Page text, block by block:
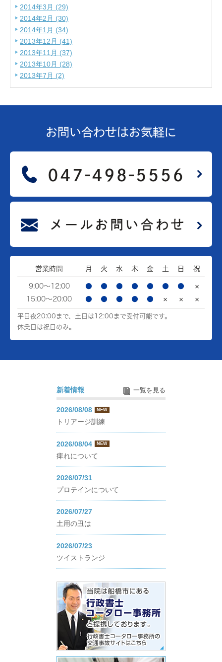
2014年3月 (29)
2014年2月 (30)
2014年1月 (34)
2013年12月 (41)
2013年11月 (37)
2013年10月 (28)
2013年7月 (2)
お問い合わせはお気軽に
営業時間 月 火 水 木 金 土 日 祝
9:00～12:00 ● ● ● ● ● ● ●
×
15:00～20:00
● ● ● ● ● × × ×
平日夜20:00まで、土日は12:00まで受付可能です。
休業日は祝日のみ。
新着情報 一覧を見る
2026/08/08 NEW
トリアージ訓練
2026/08/04 NEW
痺れについて
2026/07/31
プロテインについて
2026/07/27
土用の丑は
2026/07/23
ツイストランジ